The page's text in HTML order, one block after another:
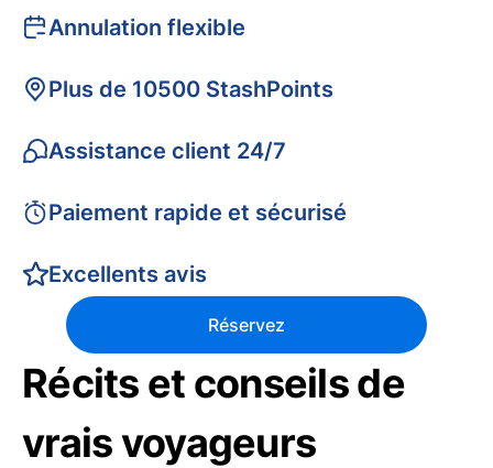
Annulation flexible
Plus de 10500 StashPoints
Assistance client 24/7
Paiement rapide et sécurisé
Excellents avis
Réservez
Récits et conseils de
vrais voyageurs